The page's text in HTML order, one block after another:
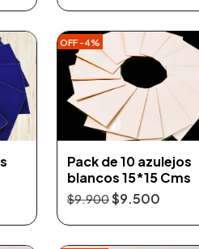
OFF -4%
Pack de 10 azulejos
blancos 15*15 Cms
$9.900$9.500